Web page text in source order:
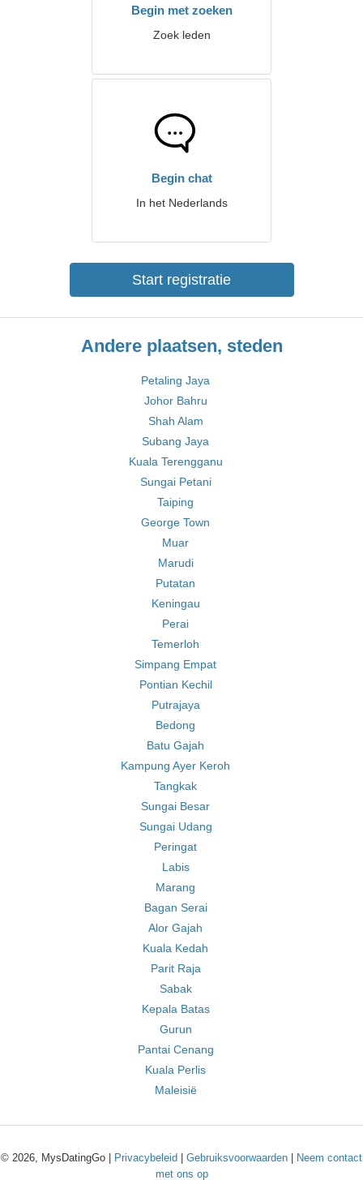
Begin met zoeken
Zoek leden
Begin chat
In het Nederlands
Start registratie
Andere plaatsen, steden
Petaling Jaya
Johor Bahru
Shah Alam
Subang Jaya
Kuala Terengganu
Sungai Petani
Taiping
George Town
Muar
Marudi
Putatan
Keningau
Perai
Temerloh
Simpang Empat
Pontian Kechil
Putrajaya
Bedong
Batu Gajah
Kampung Ayer Keroh
Tangkak
Sungai Besar
Sungai Udang
Peringat
Labis
Marang
Bagan Serai
Alor Gajah
Kuala Kedah
Parit Raja
Sabak
Kepala Batas
Gurun
Pantai Cenang
Kuala Perlis
Maleisië
© 2026, MysDatingGo | Privacybeleid Gebruiksvoorwaarden
Neem contact
met ons op